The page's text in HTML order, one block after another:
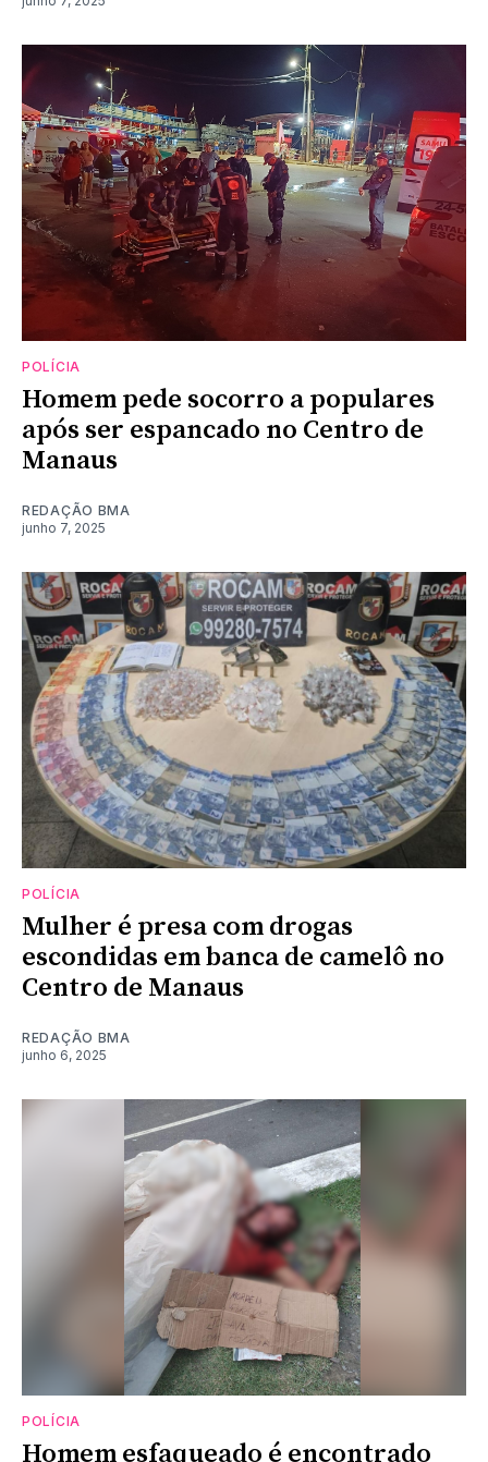
POLÍCIA
Homem pede socorro a populares
após ser espancado no Centro de
Manaus
REDAÇÃO BMA
junho 7, 2025
POLÍCIA
Mulher é presa com drogas
escondidas em banca de camelô no
Centro de Manaus
REDAÇÃO BMA
junho 6, 2025
POLÍCIA
Homem esfaqueado é encontrado